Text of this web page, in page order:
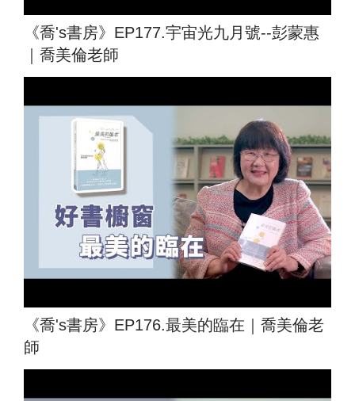
《喬's書房》EP177.宇宙光九月號--彭蒙惠
｜喬美倫老師
《喬's書房》EP176.最美的臨在｜喬美倫老
師